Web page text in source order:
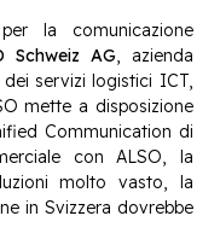
la comunicazione
Schweiz AG, azienda
servizi logistici ICT,
mette a disposizione
Communication di
con ALSO, la
molto vasto, la
in Svizzera dovrebbe